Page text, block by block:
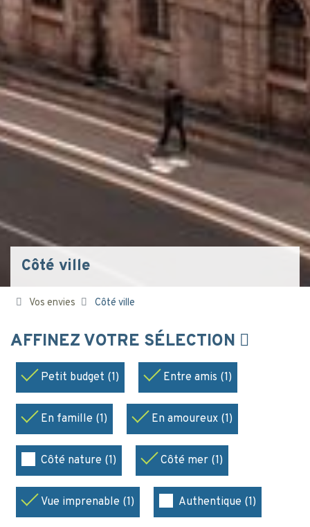
Côté ville
Vos envies Côté ville
AFFINEZ VOTRE SÉLECTION
Petit budget (1) Entre amis (1)
En famille (1) En amoureux (1)
Côté nature (1) Côté mer (1)
Vue imprenable (1) Authentique (1)